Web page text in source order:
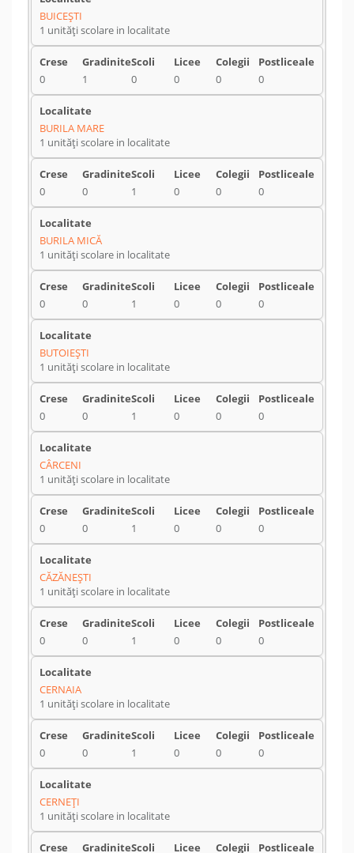
BUICEŞTI
1 unități scolare in localitate
0 1 0 0 0 0
BURILA MARE
1 unități scolare in localitate
0 0 1 0 0 0
BURILA MICĂ
1 unități scolare in localitate
0 0 1 0 0 0
BUTOIEŞTI
1 unități scolare in localitate
0 0 1 0 0 0
CÂRCENI
1 unități scolare in localitate
0 0 1 0 0 0
CĂZĂNEŞTI
1 unități scolare in localitate
0 0 1 0 0 0
CERNAIA
1 unități scolare in localitate
0 0 1 0 0 0
CERNEŢI
1 unități scolare in localitate